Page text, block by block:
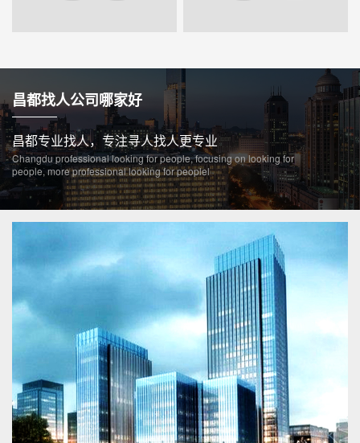
昌都找人公司哪家好
昌都专业找人，专注寻人找人更专业
Changdu professional looking for people, focusing on looking for
people, more professional looking for peoplel